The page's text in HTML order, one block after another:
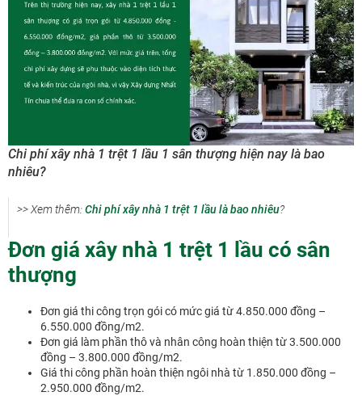
Chi phí xây nhà 1 trệt 1 lầu 1 sân thượng hiện nay là bao
nhiêu?
>> Xem thêm:Chi phí xây nhà 1 trệt 1 lầu là bao nhiêu?
Đơn giá xây nhà 1 trệt 1 lầu có sân
thượng
Đơn giá thi công trọn gói có mức giá từ 4.850.000 đồng –
6.550.000 đồng/m2.
Đơn giá làm phần thô và nhân công hoàn thiện từ 3.500.000
đồng – 3.800.000 đồng/m2.
Giá thi công phần hoàn thiện ngôi nhà từ 1.850.000 đồng –
2.950.000 đồng/m2.